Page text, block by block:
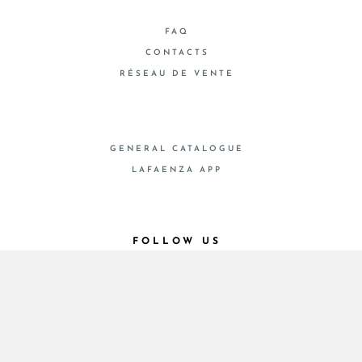
FAQ
CONTACTS
RÉSEAU DE VENTE
GENERAL CATALOGUE
LAFAENZA APP
FOLLOW US